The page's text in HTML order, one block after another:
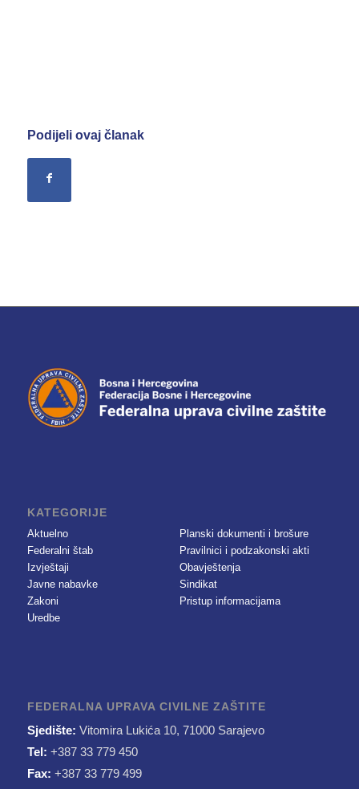
Podijeli ovaj članak
KATEGORIJE
Aktuelno
Federalni štab
Izvještaji
Javne nabavke
Zakoni
Uredbe
Planski dokumenti i brošure
Pravilnici i podzakonski akti
Obavještenja
Sindikat
Pristup informacijama
FEDERALNA UPRAVA CIVILNE ZAŠTITE
Sjedište: Vitomira Lukića 10, 71000 Sarajevo
Tel: +387 33 779 450
Fax: +387 33 779 499